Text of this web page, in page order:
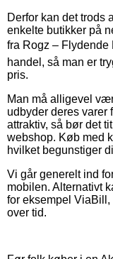
Derfor kan det trods
enkelte butikker på
fra Rogz – Flydende
handel, så man er
pris.
Man må alligevel
udbyder deres varer
attraktiv, så bør det
webshop. Køb med
hvilket begunstiger
Vi går generelt ind
mobilen. Alternativt
for eksempel
over tid.